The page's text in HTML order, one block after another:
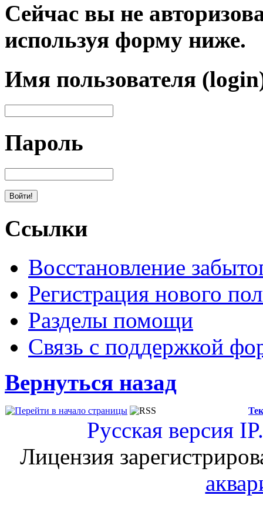
Сейчас вы не
используя форму ниже.
Имя пользователя
Пароль
Ссылки
Восстановление
Регистрация нового
Разделы помощи
Связь с поддержкой
Вернуться назад
Русская версия
Лицензия